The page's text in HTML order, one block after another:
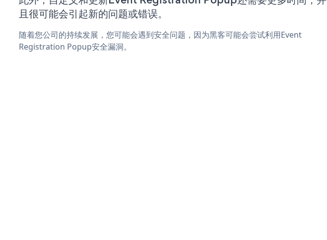
且很可能会引起新的问题或错误。
随着您公司的持续发展，您可能会遇到安全问题，因为黑客可能会尝试利用Event
Registration Popup安全漏洞。